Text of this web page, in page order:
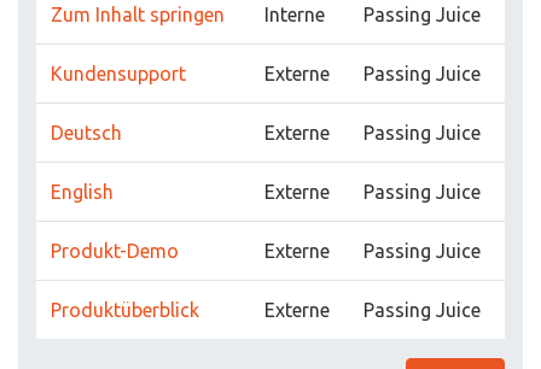
Zum Inhalt springen Interne Passing Juice
Kundensupport Externe Passing Juice
Deutsch Externe Passing Juice
English Externe Passing Juice
Produkt-Demo Externe Passing Juice
Produktüberblick Externe Passing Juice